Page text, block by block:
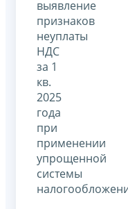
выявление
признаков
неуплаты
НДС
за 1
кв.
2025
года
при
применении
упрощенной
системы